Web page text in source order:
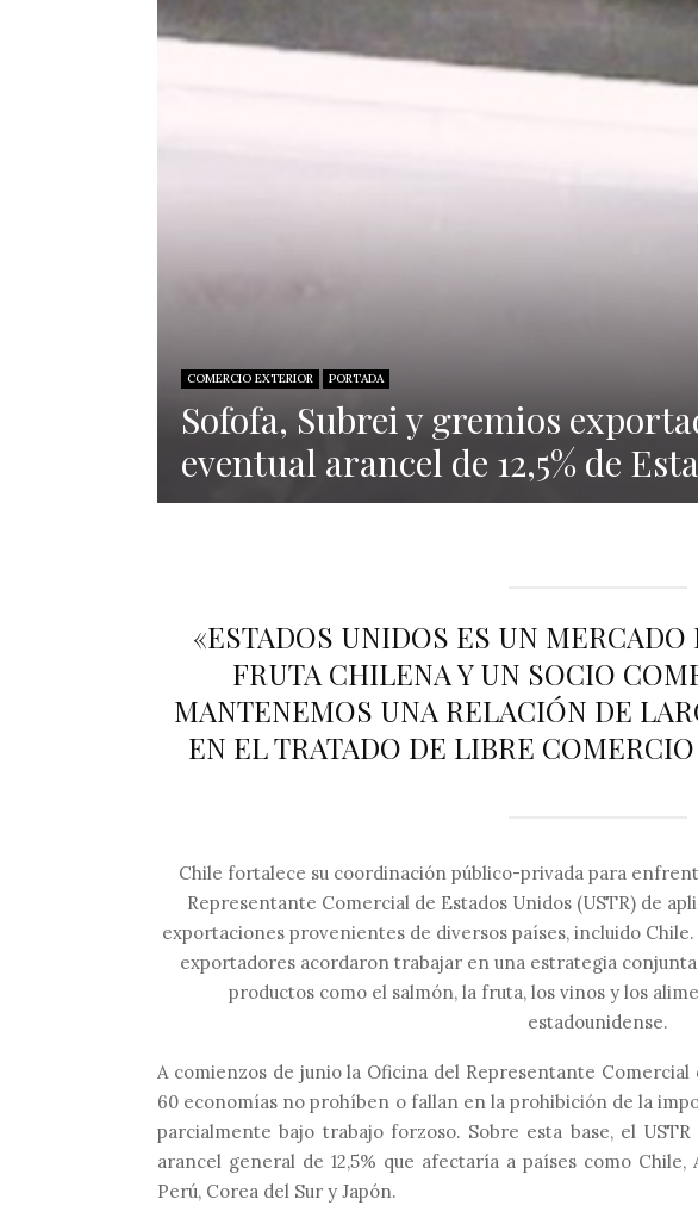
COMERCIO EXTERIOR PORTADA
Sofofa, Subrei y gremios
eventual arancel de 12,5% de
«ESTADOS UNIDOS ES UN MERCADO
FRUTA CHILENA Y UN SOCIO
MANTENEMOS UNA RELACIÓN DE
EN EL TRATADO DE LIBRE
Chile fortalece su coordinación público-privada para
Representante Comercial de Estados Unidos (USTR) de
exportaciones provenientes de diversos países, incluido
exportadores acordaron trabajar en una estrategia
productos como el salmón, la fruta, los vinos y los
estadounidense.
A comienzos de junio la Oficina del Representante Comercial
60 economías no prohíben o fallan en la prohibición de la
parcialmente bajo trabajo forzoso. Sobre esta base, el
arancel general de 12,5% que afectaría a países como Chile,
Perú, Corea del Sur y Japón.